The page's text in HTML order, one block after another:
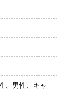
、男性、キャ